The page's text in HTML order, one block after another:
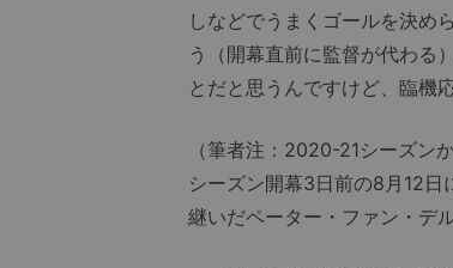
しなどでうまくゴールを決め
う（開幕直前に監督が代わる
とだと思うんですけど、臨機
（筆者注：2020-21シーズン
シーズン開幕3日前の8月12
継いだペーター・ファン・デ